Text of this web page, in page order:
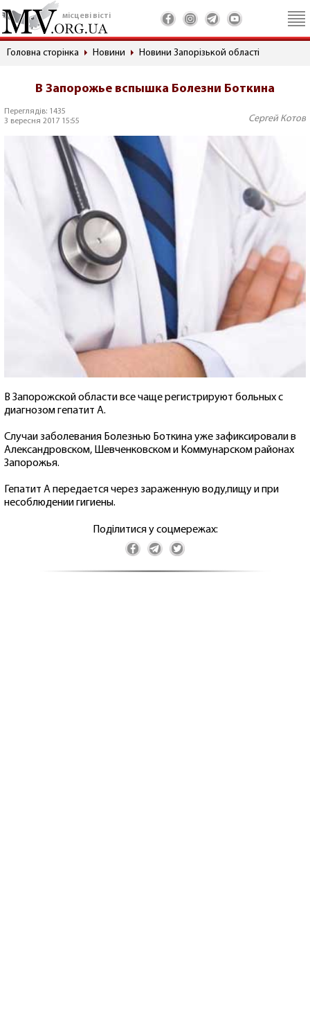
місцеві вісті
Головна сторінка Новини Новини Запорізькой області
В Запорожье вспышка Болезни Боткина
Переглядів: 1435
3 вересня 2017 15:55
Сергей Котов
В Запорожской области все чаще регистрируют больных с
диагнозом гепатит А.
Случаи заболевания Болезнью Боткина уже зафиксировали в
Александровском, Шевченковском и Коммунарском районах
Запорожья.
Гепатит А передается через зараженную воду,пищу и при
несоблюдении гигиены.
Поділитися у соцмережах: